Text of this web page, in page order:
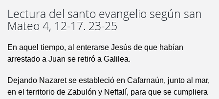
Lectura del santo evangelio según san
Mateo 4, 12-17. 23-25
En aquel tiempo, al enterarse Jesús de que habían
arrestado a Juan se retiró a Galilea.
Dejando Nazaret se estableció en Cafarnaún, junto al mar,
en el territorio de Zabulón y Neftalí, para que se cumpliera